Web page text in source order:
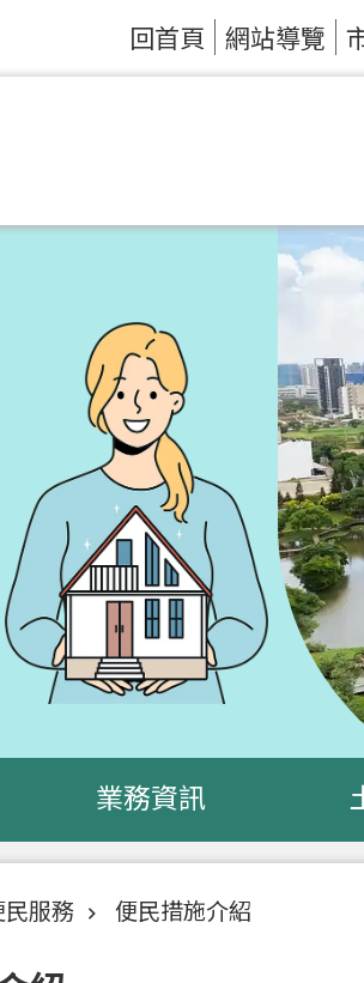
回首頁 網站導覽
業務資訊
民服務 便民措施介紹